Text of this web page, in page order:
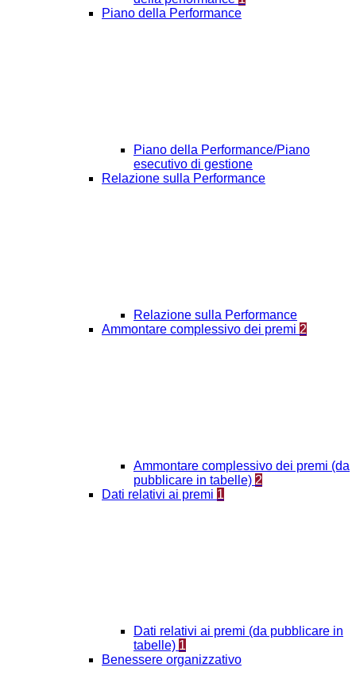
Piano della Performance
Piano della Performance/Piano
esecutivo di gestione
Relazione sulla Performance
Relazione sulla Performance
Ammontare complessivo dei premi 2
Ammontare complessivo dei premi (da
pubblicare in tabelle) 2
Dati relativi ai premi 1
Dati relativi ai premi (da pubblicare in
tabelle) 1
Benessere organizzativo